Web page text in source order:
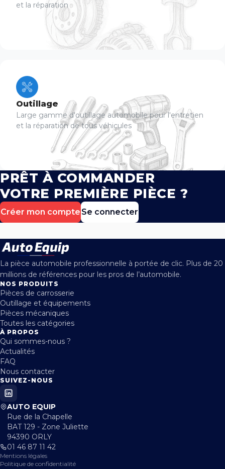
et la réparation
Outillage
Large gamme d'outillage automobile pour l'entretien
et la réparation de tous véhicules
PRÊT À COMMANDER
VOTRE PREMIÈRE PIÈCE ?
Créer mon compte Se connecter
La pièce automobile professionnelle à portée de clic. Plus de 20
millions de références pour les pros de l’automobile.
NOS PRODUITS
Pièces de carrosserie
Outillage et équipements
Pièces mécaniques
Toutes les catégories
À PROPOS
Qui sommes-nous ?
Actualités
FAQ
Nous contacter
SUIVEZ-NOUS
AUTO EQUIP
Rue de la Chapelle
BAT 129 - Zone Juliette
94390 ORLY
01 46 87 11 42
Mentions légales
Politique de confidentialité